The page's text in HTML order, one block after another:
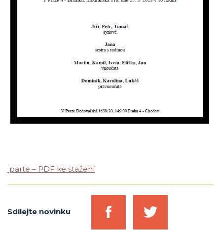
parte – PDF ke stažení
Sdílejte novinku